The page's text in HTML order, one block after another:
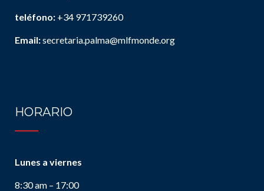
teléfono: +34 971739260
Email:secretaria.palma@mlfmonde.org
HORARIO
Lunes a viernes
8:30 am – 17:00